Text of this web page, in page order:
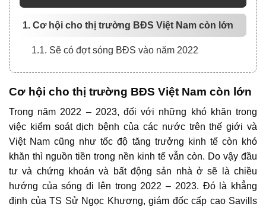
1. Cơ hội cho thị trường BĐS Việt Nam còn lớn
1.1. Sẽ có đợt sóng BĐS vào năm 2022
Cơ hội cho thị trường BĐS Việt Nam còn lớn
Trong năm 2022 – 2023, đối với những khó khăn trong
việc kiểm soát dịch bệnh của các nước trên thế giới và
Việt Nam cũng như tốc độ tăng trưởng kinh tế còn khó
khăn thì nguồn tiền trong nền kinh tế vẫn còn. Do vậy đầu
tư và chứng khoán và
bất động sản nhà ở sẽ là chiều
hướng của sóng đi lên trong 2022 – 2023. Đó là khẳng
định của TS Sử Ngọc Khương, giám đốc cấp cao Savills